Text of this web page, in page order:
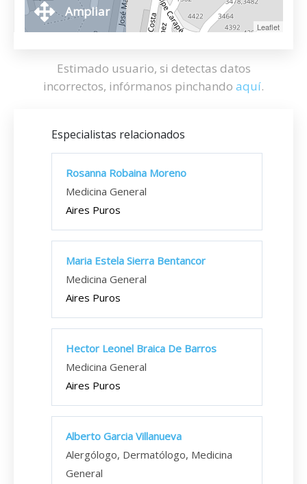
Leaflet
Ampliar
Estimado usuario, si detectas datos
incorrectos, infórmanos pinchando aquí.
Especialistas relacionados
Rosanna Robaina Moreno
Medicina General
Aires Puros
Maria Estela Sierra Bentancor
Medicina General
Aires Puros
Hector Leonel Braica De Barros
Medicina General
Aires Puros
Alberto Garcia Villanueva
Alergólogo, Dermatólogo, Medicina
General